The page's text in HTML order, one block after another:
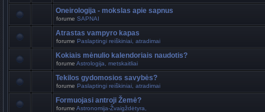
Oneirologija - mokslas apie sapnus
forume SAPNAI
Atrastas vampyro kapas
forume Paslaptingi reiškiniai, atradimai
Kokiais mėnulio kalendoriais naudotis?
forume Astrologija, metskaitliai
Tekilos gydomosios savybės?
forume Paslaptingi reiškiniai, atradimai
Formuojasi antroji Žemė?
forume Astronomija-Žvaigždėtyra,